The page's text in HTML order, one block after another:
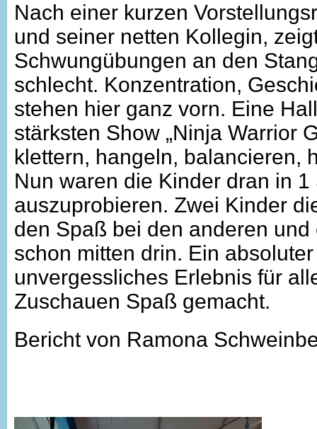
Nach einer kurzen
und seiner netten Kollegin,
Schwungübungen an den
schlecht. Konzentration,
stehen hier ganz vorn. Eine
stärksten Show „Ninja Warrior
klettern, hangeln, balancieren,
Nun waren die Kinder dran in
auszuprobieren. Zwei Kinder
den Spaß bei den anderen
schon mitten drin. Ein
unvergessliches Erlebnis für
Zuschauen Spaß gemacht.
Bericht von Ramona
Video-